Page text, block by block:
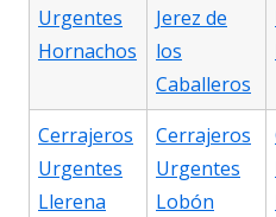
Urgentes
Hornachos
Jerez de
los
Caballeros
Cerrajeros
Urgentes
Llerena
Cerrajeros
Urgentes
Lobón